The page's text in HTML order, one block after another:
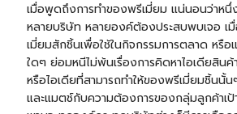
เมื่อพูดถึงการทำของพรีเมี่ยม แน่นอนว่าห
หลายบริษัท หลายองค์ต้องประสบพบเจอ เ
เมี่ยมสักชิ้นเพื่อใช้ในกิจกรรมการตลาด หรือ
ใดๆ ย่อมหนีไม่พ้นเรื่องการคิดหาไอเดียสิน
หรือไอเดียที่สามารถทำให้ของพรีเมี่ยมชิ้นนั้
และแมตช์กับความต้องการของกลุ่มลูกค้าเป้